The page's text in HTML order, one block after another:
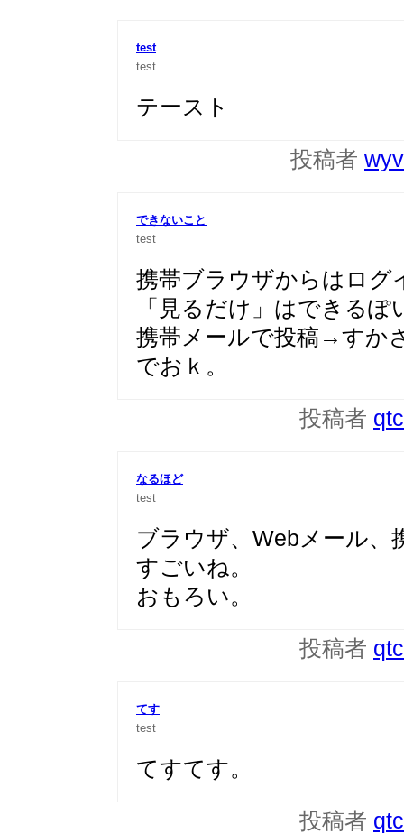
test
test
テースト
投稿者
できないこと
test
携帯ブラウザからはログ
「見るだけ」はできるぽ
携帯メールで投稿→すか
でおｋ。
投稿者
なるほど
test
ブラウザ、Webメール、
すごいね。
おもろい。
投稿者
てす
test
てすてす。
投稿者